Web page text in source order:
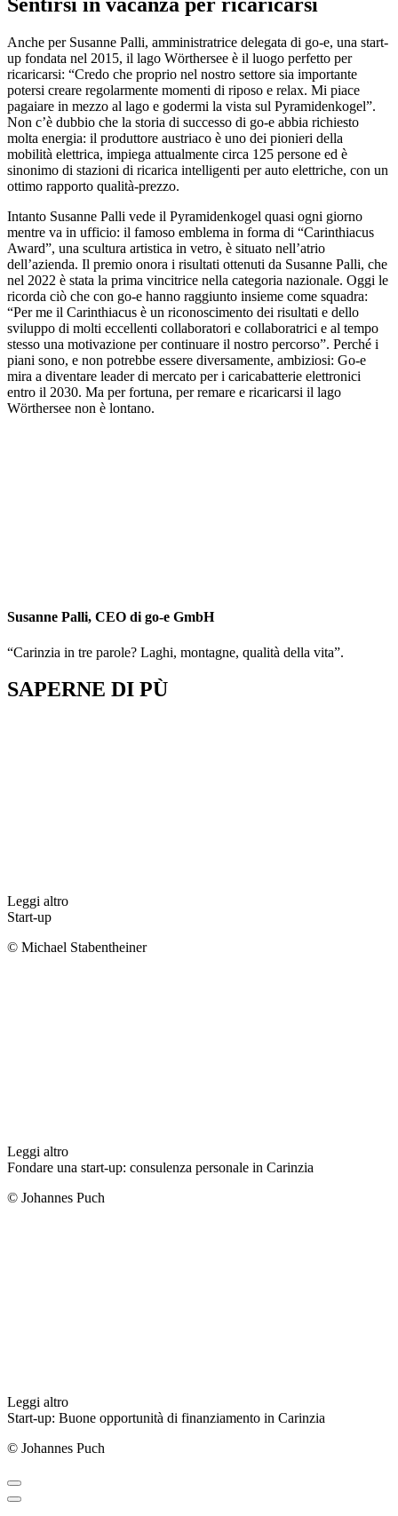
Anche per Susanne Palli, amministratrice delegata di go-e, una start-
up fondata nel 2015, il lago Wörthersee è il luogo perfetto per
ricaricarsi: “Credo che proprio nel nostro settore sia importante
potersi creare regolarmente momenti di riposo e relax. Mi piace
pagaiare in mezzo al lago e godermi la vista sul Pyramidenkogel”.
Non c’è dubbio che la storia di successo di go-e abbia richiesto
molta energia: il produttore austriaco è uno dei pionieri della
mobilità elettrica, impiega attualmente circa 125 persone ed è
sinonimo di stazioni di ricarica intelligenti per auto elettriche, con un
ottimo rapporto qualità-prezzo.
Intanto Susanne Palli vede il Pyramidenkogel quasi ogni giorno
mentre va in ufficio: il famoso emblema in forma di “Carinthiacus
Award”, una scultura artistica in vetro, è situato nell’atrio
dell’azienda. Il premio onora i risultati ottenuti da Susanne Palli, che
nel 2022 è stata la prima vincitrice nella categoria nazionale. Oggi le
ricorda ciò che con go-e hanno raggiunto insieme come squadra:
“Per me il Carinthiacus è un riconoscimento dei risultati e dello
sviluppo di molti eccellenti collaboratori e collaboratrici e al tempo
stesso una motivazione per continuare il nostro percorso”. Perché i
piani sono, e non potrebbe essere diversamente, ambiziosi: Go-e
mira a diventare leader di mercato per i caricabatterie elettronici
entro il 2030. Ma per fortuna, per remare e ricaricarsi il lago
Wörthersee non è lontano.
Susanne Palli, CEO di go-e GmbH
“Carinzia in tre parole? Laghi, montagne, qualità della vita”.
SAPERNE DI PÙ
Leggi altro
Start-up
© Michael Stabentheiner
Leggi altro
Fondare una start-up: consulenza personale in Carinzia
© Johannes Puch
Leggi altro
Start-up: Buone opportunità di finanziamento in Carinzia
© Johannes Puch